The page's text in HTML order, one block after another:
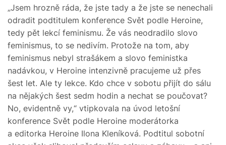
„Jsem hrozně ráda, že jste tady a že jste se nenechali
odradit podtitulem konference Svět podle Heroine,
tedy pět lekcí feminismu. Že vás neodradilo slovo
feminismus, to se nedivím. Protože na tom, aby
feminismus nebyl strašákem a slovo feministka
nadávkou, v Heroine intenzivně pracujeme už přes
šest let. Ale ty lekce. Kdo chce v sobotu přijít do sálu
na nějakých šest sedm hodin a nechat se poučovat?
No, evidentně vy,“ vtipkovala na úvod letošní
konference Svět podle Heroine moderátorka
a editorka Heroine Ilona Kleníková. Podtitul sobotní